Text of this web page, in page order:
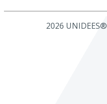
2026 UNIDEES®